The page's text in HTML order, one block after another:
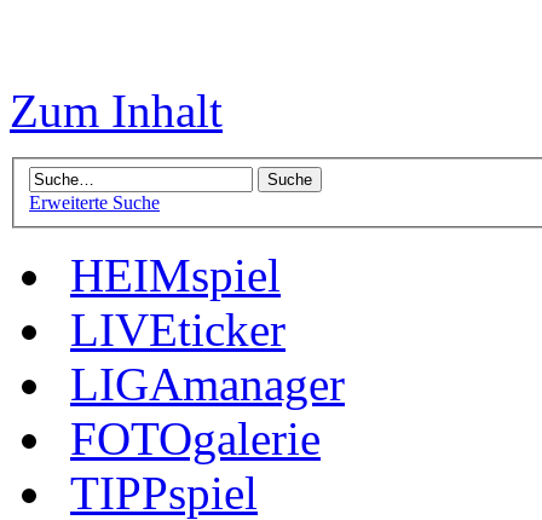
Zum Inhalt
Erweiterte Suche
HEIMspiel
LIVEticker
LIGAmanager
FOTOgalerie
TIPPspiel